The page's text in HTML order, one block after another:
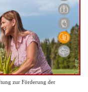
zur Förderung der